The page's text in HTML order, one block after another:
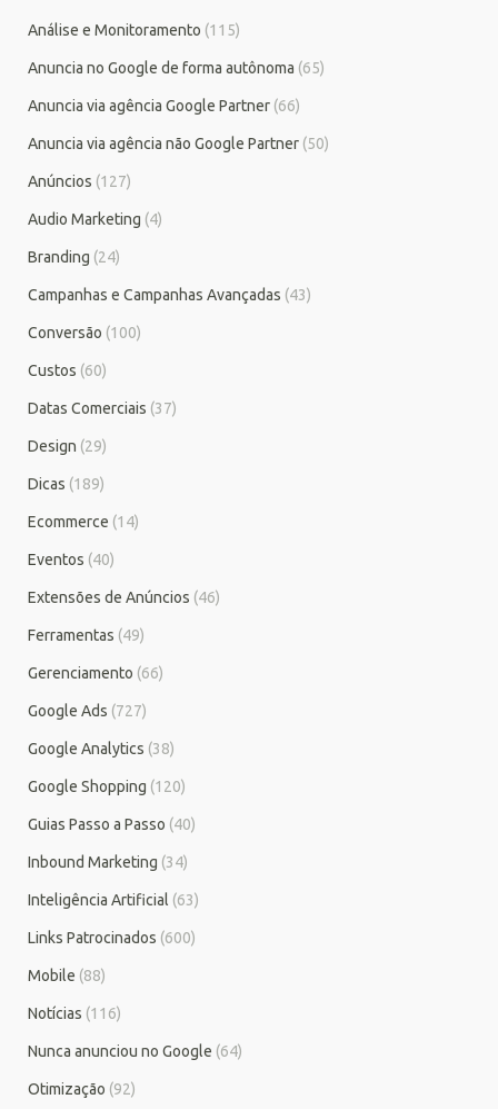
Análise e Monitoramento (115)
Anuncia no Google de forma autônoma (65)
Anuncia via agência Google Partner (66)
Anuncia via agência não Google Partner (50)
Anúncios (127)
Audio Marketing (4)
Branding (24)
Campanhas e Campanhas Avançadas (43)
Conversão (100)
Custos (60)
Datas Comerciais (37)
Design (29)
Dicas (189)
Ecommerce (14)
Eventos (40)
Extensões de Anúncios (46)
Ferramentas (49)
Gerenciamento (66)
Google Ads (727)
Google Analytics (38)
Google Shopping (120)
Guias Passo a Passo (40)
Inbound Marketing (34)
Inteligência Artificial (63)
Links Patrocinados (600)
Mobile (88)
Notícias (116)
Nunca anunciou no Google (64)
Otimização (92)